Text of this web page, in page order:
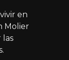
en
Molier
las